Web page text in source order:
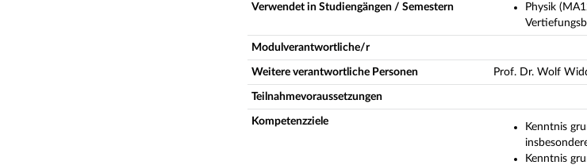
Verwendet in Studiengängen / Semestern
Physik
Modulverantwortliche/r
Weitere verantwortliche Personen Prof. Dr. Wolf
Teilnahmevoraussetzungen
Kompetenzziele
Kenntnis
Kenntnis